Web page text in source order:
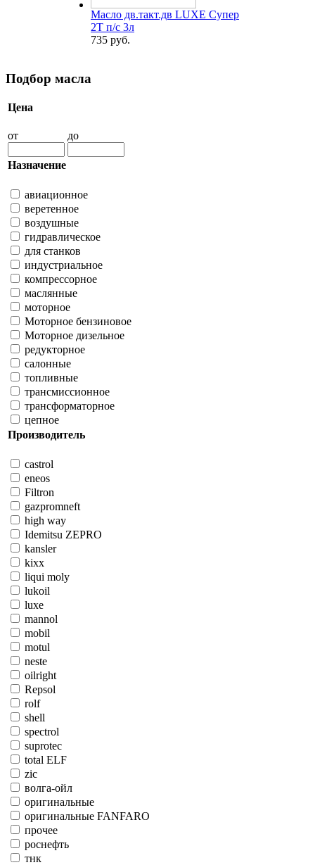
Масло дв.такт.дв LUXE Супер
2Т п/с 3л
735 руб.
Подбор масла
Цена
от до
Назначение
авиационное
веретенное
воздушные
гидравлическое
для станков
индустриальное
компрессорное
маслянные
моторное
Моторное бензиновое
Моторное дизельное
редукторное
салонные
топливные
трансмиссионное
трансформаторное
цепное
Производитель
castrol
eneos
Filtron
gazpromneft
high way
Idemitsu ZEPRO
kansler
kixx
liqui moly
lukoil
luxe
mannol
mobil
motul
neste
oilright
Repsol
rolf
shell
spectrol
suprotec
total ELF
zic
волга-ойл
оригинальные
оригинальные FANFARO
прочее
роснефть
тнк